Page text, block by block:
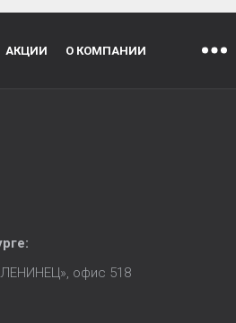
АКЦИИ О КОМПАНИИ
:
офис 518